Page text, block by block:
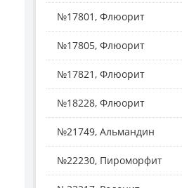
№17801, Флюорит
№17805, Флюорит
№17821, Флюорит
№18228, Флюорит
№21749, Альмандин
№22230, Пироморфит